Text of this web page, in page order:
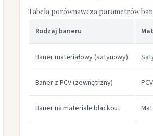
Tabela porównawcza parametrów
Rodzaj baneru
Baner materiałowy (satynowy)
Baner z PCV (zewnętrzny)
Baner na materiale blackout